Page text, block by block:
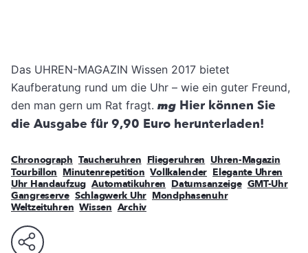
Das UHREN-MAGAZIN Wissen 2017 bietet
Kaufberatung rund um die Uhr – wie ein guter Freund,
den man gern um Rat fragt. mg Hier können Sie
die Ausgabe für 9,90 Euro herunterladen!
Chronograph Taucheruhren Fliegeruhren Uhren-Magazin
Tourbillon Minutenrepetition Vollkalender Elegante Uhren
Uhr Handaufzug Automatikuhren Datumsanzeige GMT-Uhr
Gangreserve Schlagwerk Uhr Mondphasenuhr
Weltzeituhren Wissen Archiv